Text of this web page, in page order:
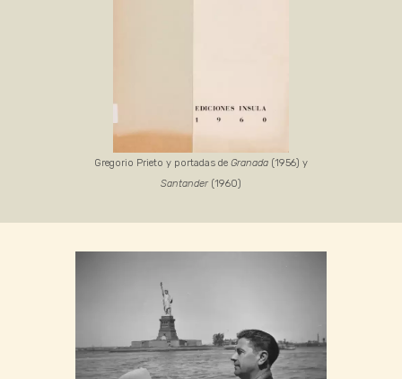
Gregorio Prieto y portadas de Granada (1956) y
Santander (1960)